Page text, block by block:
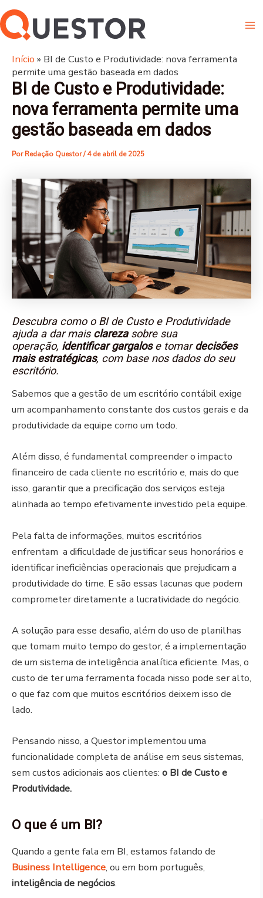
para
o
conteúdo
Início » BI de Custo e Produtividade: nova ferramenta
permite uma gestão baseada em dados
BI de Custo e Produtividade:
nova ferramenta permite uma
gestão baseada em dados
PorRedação Questor/4 de abril de 2025
Descubra como o BI de Custo e Produtividade
ajuda a dar mais clarezasobre sua
operação, identificar gargalose tomardecisões
mais estratégicas, com base nos dados do seu
escritório.
Sabemos que a gestão de um escritório contábil exige
um acompanhamento constante dos custos gerais e da
produtividade da equipe como um todo.
Além disso, é fundamental compreender o impacto
financeiro de cada cliente no escritório e, mais do que
isso, garantir que a precificação dos serviços esteja
alinhada ao tempo efetivamente investido pela equipe.
Pela falta de informações, muitos escritórios
enfrentam a dificuldade de justificar seus honorários e
identificar ineficiências operacionais que prejudicam a
produtividade do time. E são essas lacunas que podem
comprometer diretamente a lucratividade do negócio.
A solução para esse desafio, além do uso de planilhas
que tomam muito tempo do gestor, é a implementação
de um sistema de inteligência analítica eficiente. Mas, o
custo de ter uma ferramenta focada nisso pode ser alto,
o que faz com que muitos escritórios deixem isso de
lado.
Pensando nisso, a Questor implementou uma
funcionalidade completa de análise em seus sistemas,
sem custos adicionais aos clientes: o BI de Custo e
Produtividade.
O que é um BI?
Quando a gente fala em BI, estamos falando de
Business Intelligence, ou em bom português,
inteligência de negócios.